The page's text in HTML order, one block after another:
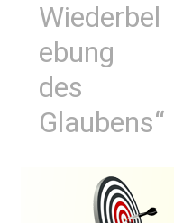
Wiederbel
ebung
des
Glaubens“